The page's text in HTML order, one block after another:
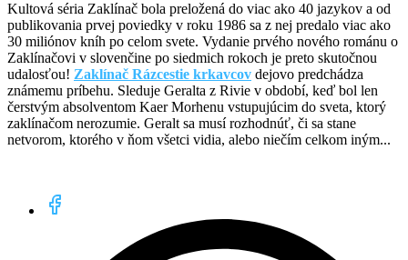
Kultová séria Zaklínač bola preložená do viac ako 40 jazykov a od
publikovania prvej poviedky v roku 1986 sa z nej predalo viac ako
30 miliónov kníh po celom svete. Vydanie prvého nového románu o
Zaklínačovi v slovenčine po siedmich rokoch je preto skutočnou
udalosťou! Zaklínač Rázcestie krkavcov dejovo predchádza
známemu príbehu. Sleduje Geralta z Rivie v období, keď bol len
čerstvým absolventom Kaer Morhenu vstupujúcim do sveta, ktorý
zaklínačom nerozumie. Geralt sa musí rozhodnúť, či sa stane
netvorom, ktorého v ňom všetci vidia, alebo niečím celkom iným...